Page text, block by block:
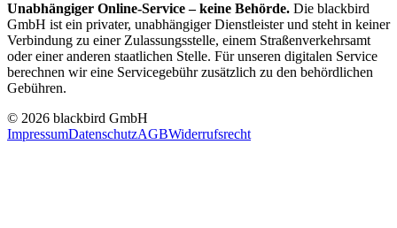
Unabhängiger Online-Service – keine Behörde. Die blackbird
GmbH ist ein privater, unabhängiger Dienstleister und steht in keiner
Verbindung zu einer Zulassungsstelle, einem Straßenverkehrsamt
oder einer anderen staatlichen Stelle. Für unseren digitalen Service
berechnen wir eine Servicegebühr zusätzlich zu den behördlichen
Gebühren.
© 2026 blackbird GmbH
ImpressumDatenschutzAGBWiderrufsrecht